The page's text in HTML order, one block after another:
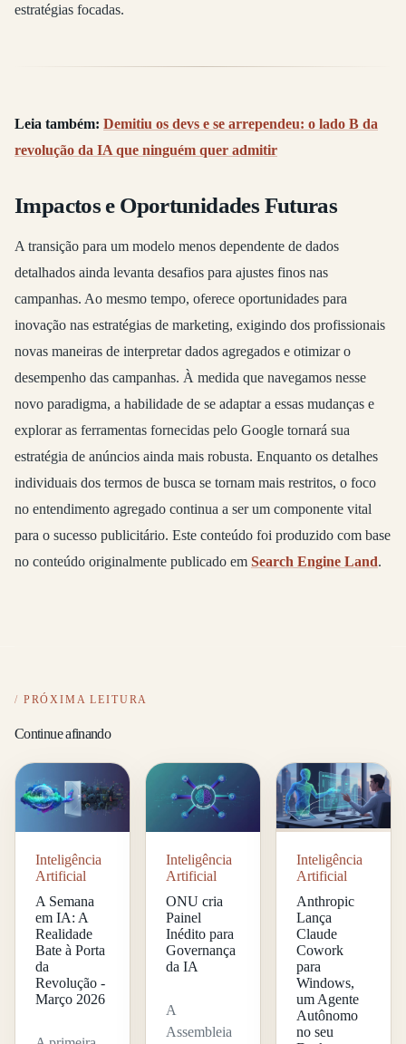
estratégias focadas.
Leia também: Demitiu os devs e se arrependeu: o lado B da
revolução da IA que ninguém quer admitir
Impactos e Oportunidades Futuras
A transição para um modelo menos dependente de dados
detalhados ainda levanta desafios para ajustes finos nas
campanhas. Ao mesmo tempo, oferece oportunidades para
inovação nas estratégias de marketing, exigindo dos profissionais
novas maneiras de interpretar dados agregados e otimizar o
desempenho das campanhas. À medida que navegamos nesse
novo paradigma, a habilidade de se adaptar a essas mudanças e
explorar as ferramentas fornecidas pelo Google tornará sua
estratégia de anúncios ainda mais robusta. Enquanto os detalhes
individuais dos termos de busca se tornam mais restritos, o foco
no entendimento agregado continua a ser um componente vital
para o sucesso publicitário. Este conteúdo foi produzido com base
no conteúdo originalmente publicado em Search Engine Land.
PRÓXIMA LEITURA
Continue afinando
Inteligência
Artificial
A Semana
em IA: A
Realidade
Bate à Porta
da
Revolução -
Março 2026
Inteligência
Artificial
ONU cria
Painel
Inédito para
Governança
da IA
A
Assembleia
Inteligência
Artificial
Anthropic
Lança
Claude
Cowork
para
Windows,
um Agente
Autônomo
no seu